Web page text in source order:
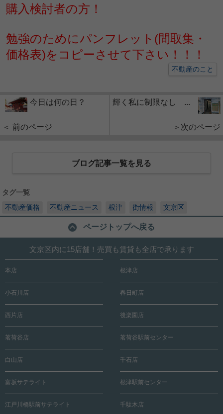
購入検討者の方！
勉強のためにパンフレット(間取集・
価格表)をコピーさせて下さい！！！
不動産のこと
今日は何の日？
＜ 前のページ
輝く私に制限なし ...
＞次のページ
ブログ記事一覧を見る
タグ一覧
不動産価格
不動産ニュース 根津 街情報 文京区
ページトップへ戻る
文京区内に15店舗！売買も賃貸も全店で承ります
本店 根津店
小石川店 春日町店
西片店 後楽園店
茗荷谷店 茗荷谷駅前センター
白山店 千石店
富坂サテライト 根津駅前センター
江戸川橋駅前サテライト 千駄木店